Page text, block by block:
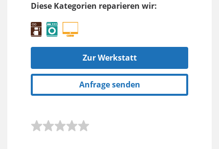
Diese Kategorien reparieren wir:
Zur Werkstatt
Anfrage senden